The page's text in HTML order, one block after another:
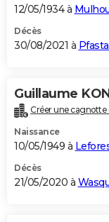
12/05/1934 à
Décès
30/08/2021 à
Guillaume
Créer une cagnotte
Naissance
10/05/1949 à
Décès
21/05/2020 à